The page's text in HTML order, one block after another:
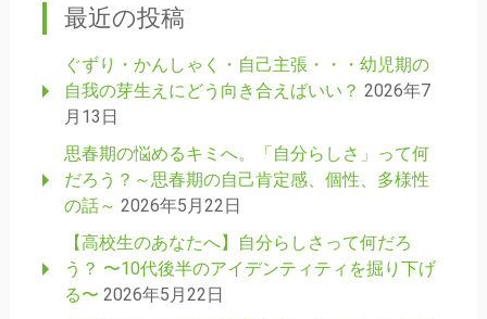
最近の投稿
ぐずり・かんしゃく・自己主張・・・幼児期の
自我の芽生えにどう向き合えばいい？ 2026年7
月13日
思春期の悩めるキミへ。「自分らしさ」って何
だろう？～思春期の自己肯定感、個性、多様性
の話～ 2026年5月22日
【高校生のあなたへ】自分らしさって何だろ
う？ 〜10代後半のアイデンティティを掘り下げ
る〜 2026年5月22日